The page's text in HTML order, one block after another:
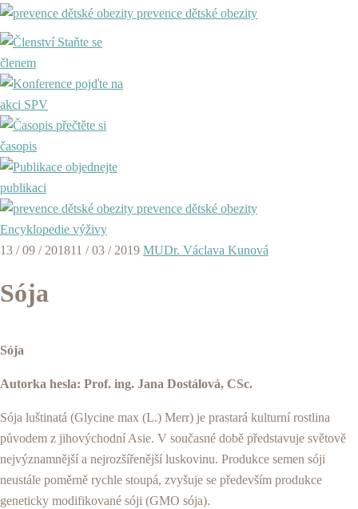
prevence dětské obezity
Staňte se
členem
pojďte na
akci SPV
přečtěte si
časopis
objednejte
publikaci
prevence dětské obezity
Encyklopedie výživy
13 / 09 / 201811 / 03 / 2019 MUDr. Václava Kunová
Sója
Sója
Autorka hesla: Prof. ing. Jana Dostálová, CSc.
Sója luštinatá (Glycine max (L.) Merr) je prastará kulturní rostlina
původem z jihovýchodní Asie. V současné době představuje světově
nejvýznamnější a nejrozšířenější luskovinu. Produkce semen sóji
neustále poměrně rychle stoupá, zvyšuje se především produkce
geneticky modifikované sóji (GMO sója).